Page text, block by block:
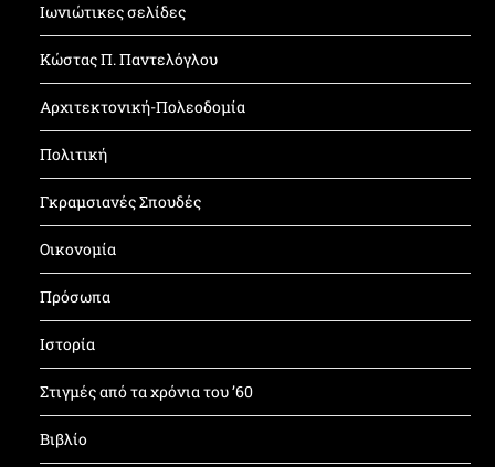
Ιωνιώτικες σελίδες
Κώστας Π. Παντελόγλου
Αρχιτεκτονική-Πολεοδομία
Πολιτική
Γκραμσιανές Σπουδές
Οικονομία
Πρόσωπα
Ιστορία
Στιγμές από τα χρόνια του ’60
Βιβλίο